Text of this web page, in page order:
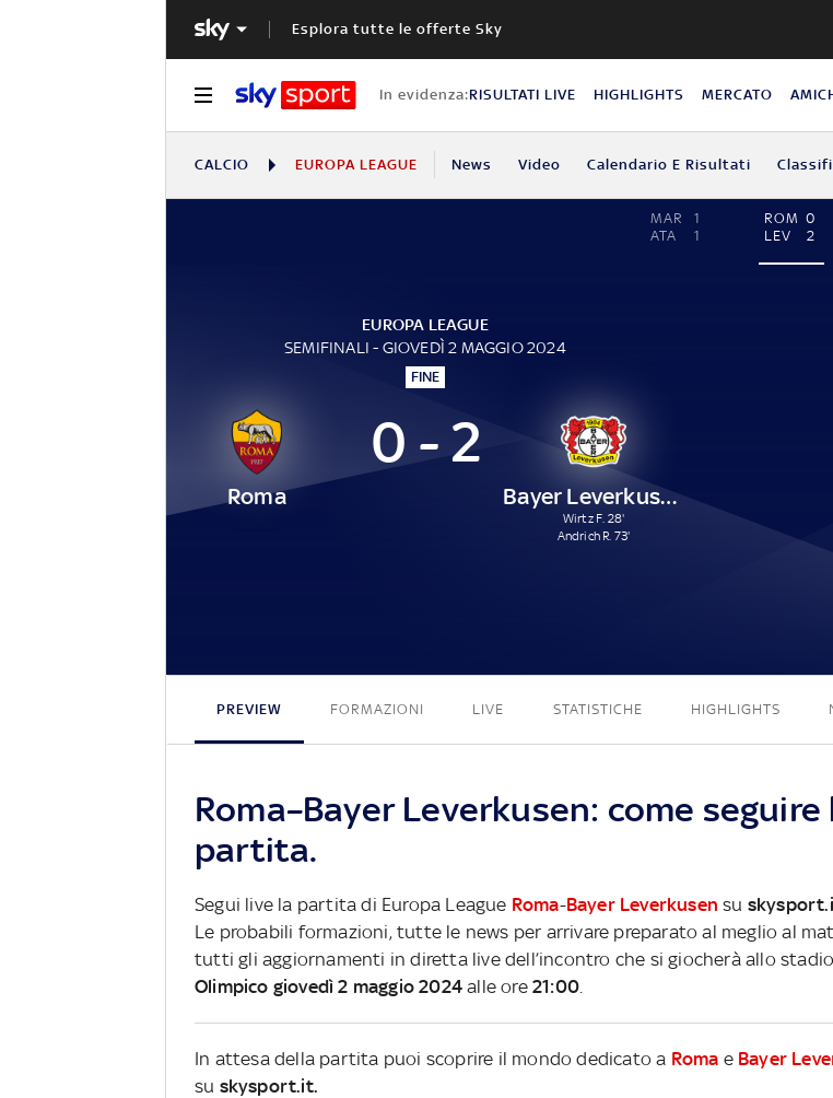
Esplora tutte le offerte Sky
In evidenza:RISULTATI LIVE HIGHLIGHTS MERCATO
CALCIO EUROPA LEAGUE News Video Calendario E Risultati
MAR
1
ATA
1
ROM 0
LEV
2
EUROPA LEAGUE
SEMIFINALI - GIOVEDÌ 2 MAGGIO 2024
FINE
Roma
0 - 2
Bayer Leverkusen
Wirtz F. 28'
Andrich R. 73'
PREVIEW FORMAZIONI LIVE STATISTICHE HIGHLIGHTS
Roma–Bayer Leverkusen: come seguire
partita.
Segui live la partita di Europa League Roma-Bayer Leverkusen su
Le probabili formazioni, tutte le news per arrivare preparato al meglio al
tutti gli aggiornamenti in diretta live dell’incontro che si giocherà allo stadio
Olimpico giovedì 2 maggio 2024 alle ore 21:00
In attesa della partita puoi scoprire il mondo dedicato a Roma e Bayer
su skysport.it.